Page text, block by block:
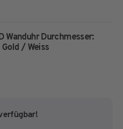
Wanduhr Durchmesser:
/ Weiss